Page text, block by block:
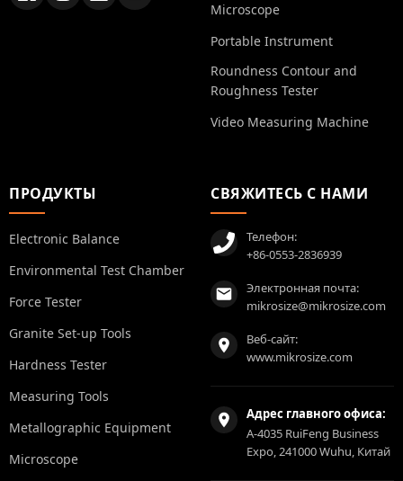
Microscope
Portable Instrument
Roundness Contour and
Roughness Tester
Video Measuring Machine
ПРОДУКТЫ
Electronic Balance
Environmental Test Chamber
Force Tester
Granite Set-up Tools
Hardness Tester
Measuring Tools
Metallographic Equipment
Microscope
СВЯЖИТЕСЬ С НАМИ
Телефон:
+86-0553-2836939
Электронная почта:
mikrosize@mikrosize.com
Веб-сайт:
www.mikrosize.com
Адрес главного офиса:
A-4035 RuiFeng Business
Expo, 241000 Wuhu, Китай